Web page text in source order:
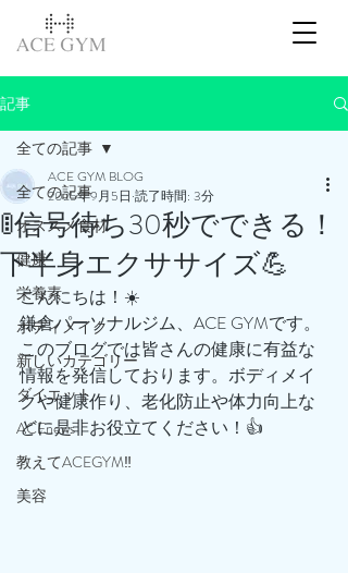
記事
全ての記事
オススメ食材
健康
栄養素
ボディメイク
新しいカテゴリー
ダイエット
ACEnews
教えてACEGYM‼️
美容
全ての記事
🚦信号待ち30秒でできる！
下半身エクササイズ💪
ACE GYM BLOG
2025年9月5日 読了時間: 3分
こんにちは！☀️
鎌倉パーソナルジム、ACE GYMです。
このブログでは皆さんの健康に有益な
情報を発信しております。ボディメイ
クや健康作り、老化防止や体力向上な
どに是非お役立てください！👍